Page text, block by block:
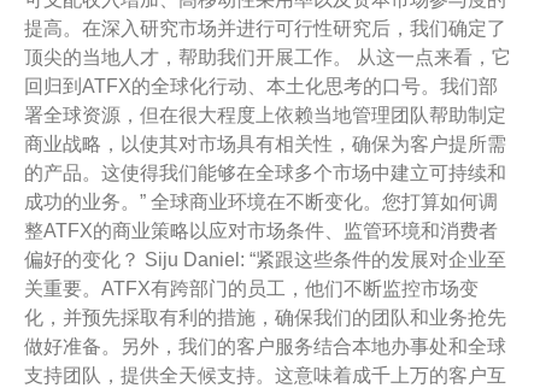
提高。在深入研究市场并进行可行性研究后，我们确定了
顶尖的当地人才，帮助我们开展工作。 从这一点来看，它
回归到ATFX的全球化行动、本土化思考的口号。我们部
署全球资源，但在很大程度上依赖当地管理团队帮助制定
商业战略，以使其对市场具有相关性，确保为客户提所需
的产品。这使得我们能够在全球多个市场中建立可持续和
成功的业务。” 全球商业环境在不断变化。您打算如何调
整ATFX的商业策略以应对市场条件、监管环境和消费者
偏好的变化？ Siju Daniel: “紧跟这些条件的发展对企业至
关重要。ATFX有跨部门的员工，他们不断监控市场变
化，并预先採取有利的措施，确保我们的团队和业务抢先
做好准备。另外，我们的客户服务结合本地办事处和全球
支持团队，提供全天候支持。这意味着成千上万的客户互